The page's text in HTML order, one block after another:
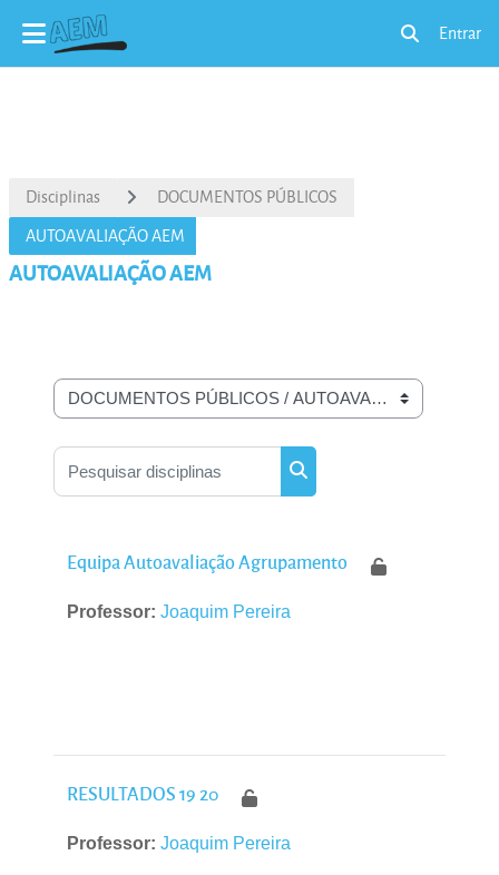
Alternar a
Entrar
Disciplinas
DOCUMENTOS PÚBLICOS
AUTOAVALIAÇÃO AEM
AUTOAVALIAÇÃO AEM
Categorias de disciplinas
Pesquisar disciplinas
Pesquisar disciplinas
Equipa Autoavaliação Agrupamento
Professor: Joaquim Pereira
RESULTADOS 19 20
Professor: Joaquim Pereira